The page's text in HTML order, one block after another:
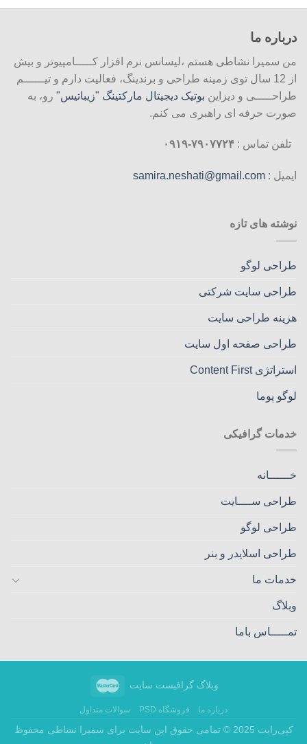
درباره ما
من سمیرا نشاطی هستم ،لیسانس نرم افزار کـــــامپیوتر و بیش
از 12 سال توی زمینه طراحی و برندینگ، فعالیت دارم و تیــــــم
طراحـــــی و دیزاین بوتیک دیجیتال مارکتینگ "زیباتیس" رو، به
صورت حرفه ای راهبری می کنم.
تلفن تماس : ۷۹۰۷۷۲۴-۰۹۱۹
ایمیل : samira.neshati@gmail.com
نوشته های تازه
طراحی لوگو
طراحی سایت شرکتی
هزینه طراحی سایت
طراحی صفحه اول سایت
استراتژی Content First
لوگو پوما
خدمات گرافیکی
خــــــانه
طراحی ســــایت
طراحی لوگو
طراحی اسلایدر و بنر
خدمات ما
وبلاگ
تمـــــاس باما
وبلاگ گرافیست سایت
درباره ما فروشگاه PSD سوالات متداول
کپی‌رایت 2025 © تمامی حقوق این سایت برای سمیرا نشاطی محفوظ